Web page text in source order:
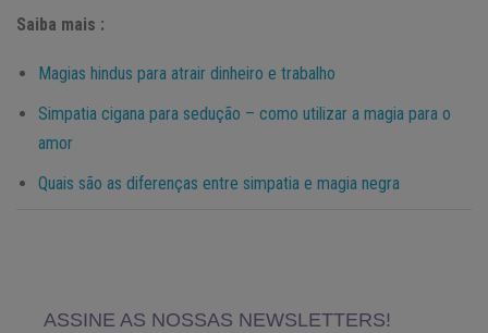
Saiba mais :
Magias hindus para atrair dinheiro e trabalho
Simpatia cigana para sedução – como utilizar a magia para o
amor
Quais são as diferenças entre simpatia e magia negra